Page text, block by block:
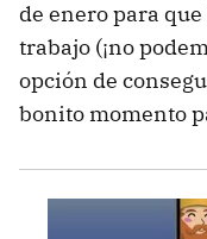
de enero para
trabajo (¡no
opción de
bonito momento